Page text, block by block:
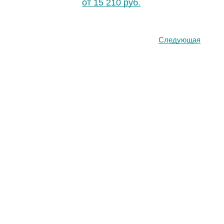
от 15 210 руб.
Следующая